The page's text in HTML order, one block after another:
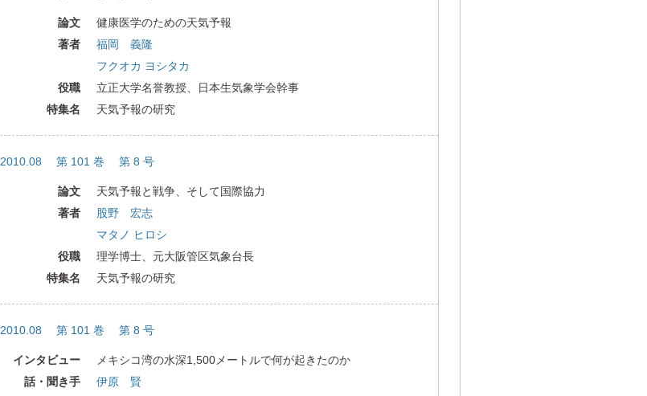
論文
健康医学のための天気予報
著者
福岡 義隆
フクオカ ヨシタカ
役職
立正大学名誉教授、日本生気象学会幹事
特集名
天気予報の研究
2010.08 第 101 巻 第 8 号
論文
天気予報と戦争、そして国際協力
著者
股野 宏志
マタノ ヒロシ
役職
理学博士、元大阪管区気象台長
特集名
天気予報の研究
2010.08 第 101 巻 第 8 号
インタビュー
メキシコ湾の水深1,500メートルで何が起きたのか
話・聞き手
伊原 賢